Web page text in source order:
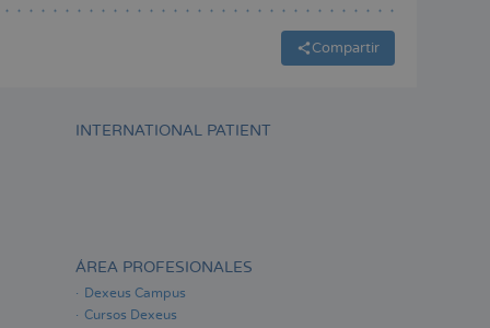
Compartir
INTERNATIONAL PATIENT
ÁREA PROFESIONALES
Dexeus Campus
Cursos Dexeus